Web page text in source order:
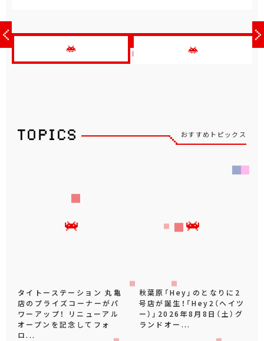
おすすめトピックス
タイトーステーション 丸亀
店のプライズコーナーがパ
ワーアップ！ リニューアル
オープンを記念してフォ
ロ...
秋葉原「Hey」のとなりに2
号店が誕生！「Hey2（ヘイツ
ー）」2026年8月8日（土）グ
ランドオー...